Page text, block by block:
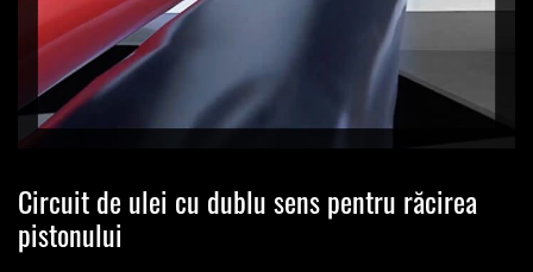
Circuit de ulei cu dublu sens pentru răcirea
pistonului